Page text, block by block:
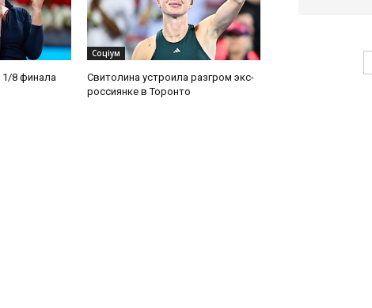
8 финала
Соціум
Свитолина устроила разгром экс-
россиянке в Торонто